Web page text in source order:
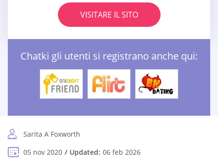
VISITARE IL SITO
Chatki gli utenti si registrano anche qui:
Sarita A Foxworth
05 nov 2020
Updated: 06 feb 2026